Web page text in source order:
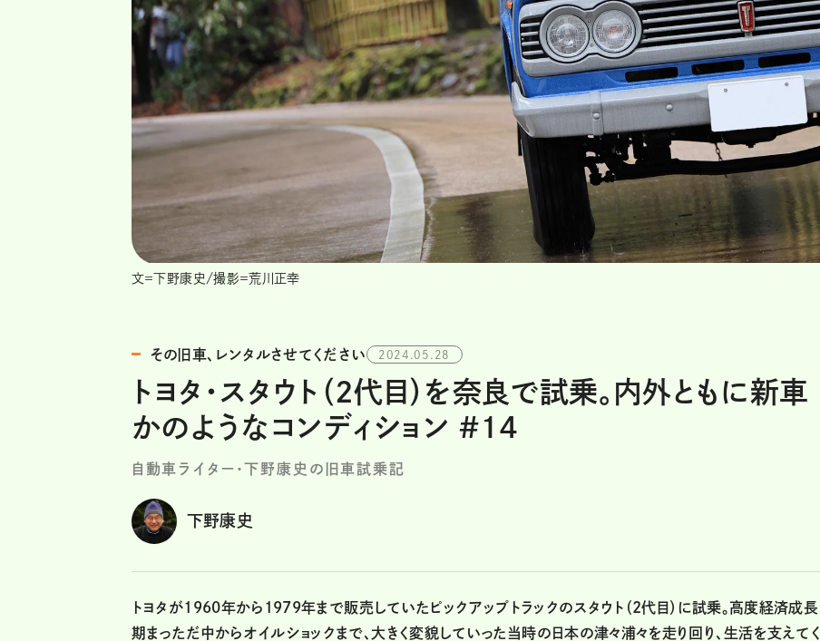
文＝下野康史/撮影＝荒川正幸
その旧車、レンタルさせてください 2024.05.28
トヨタ・スタウト（2代目）を奈良で試乗。内外ともに新車
かのようなコンディション #14
自動車ライター・下野康史の旧車試乗記
下野康史
トヨタが1960年から1979年まで販売していたピックアップトラックのスタウト（2代目）に試乗。高度経済成長
期まっただ中からオイルショックまで、大きく変貌していった当時の日本の津々浦々を走り回り、生活を支えてく